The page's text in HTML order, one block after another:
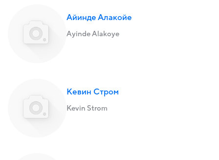
Айинде Алакойе
Ayinde Alakoye
Кевин Стром
Kevin Strom